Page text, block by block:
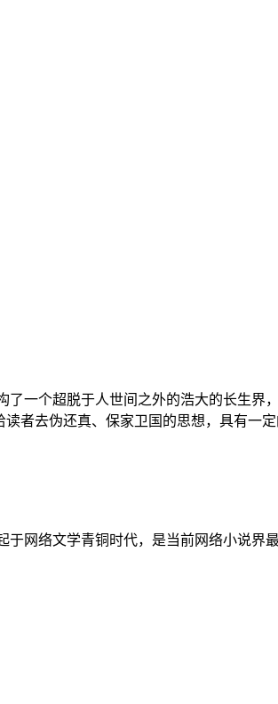
了一个超脱于人世间之外的浩大的长生
者去伪还真、保家卫国的思想，具有一定
网络文学青铜时代，是当前网络小说界